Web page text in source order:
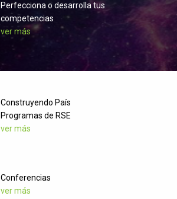
Perfecciona o desarrolla tus
competencias
ver más
Construyendo País
Programas de RSE
ver más
Conferencias
ver más